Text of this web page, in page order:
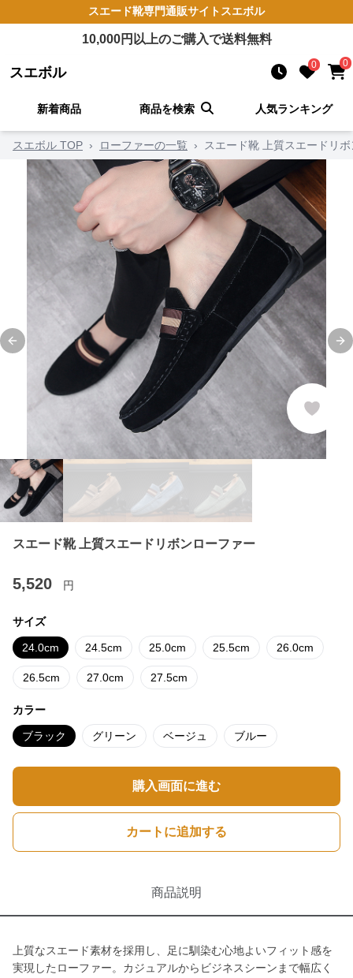
スエード靴専門通販サイト スエボル
10,000円以上のご購入で送料無料
スエボル 0 0
新着商品 商品を検索 人気ランキング
スエボル TOP › ローファーの一覧 › スエード靴 上質スエードリ
Previous slide
スエード靴 上質スエードリボンローファー
5,520 円
サイズ
24.0cm 24.5cm 25.0cm 25.5cm 26.0cm
26.5cm 27.0cm 27.5cm
カラー
ブラック グリーン ベージュ ブルー
購入画面に進む
カートに追加する
商品説明
上質なスエード素材を採用し、足に馴染む心地よいフィット感を
実現したローファー。カジュアルからビジネスシーンまで幅広く